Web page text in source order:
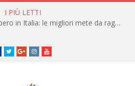
I PIÙ LETTI
Dove fare campeggio libero in Italia: le migliori mete da raggiungere in traghetto
Facebook
TwitterGoogle+instagramyoutube